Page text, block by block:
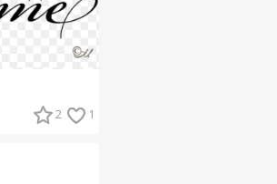
2 1